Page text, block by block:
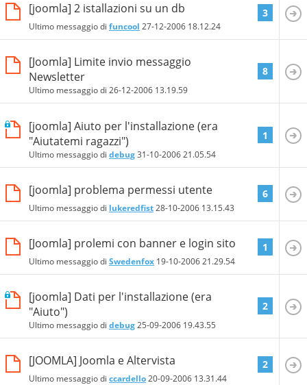
[joomla] 2 istallazioni su un db
Ultimo messaggio di funcool 27-12-2006 18.12.24
3
[Joomla] Limite invio messaggio
Newsletter
Ultimo messaggio di 26-12-2006 13.19.59
8
[joomla] Aiuto per l'installazione (era
"Aiutatemi ragazzi")
Ultimo messaggio di debug31-10-200621.05.54
1
[joomla] problema permessi utente
Ultimo messaggio di lukeredfist28-10-2006 13.15.43
6
[Joomla] prolemi con banner e login sito
Ultimo messaggio di Swedenfox 19-10-200621.29.54
1
[joomla] Dati per l'installazione (era
"Aiuto")
Ultimo messaggio di debug25-09-2006 19.43.55
2
[JOOMLA] Joomla e Altervista
Ultimo messaggio di ccardello20-09-2006 13.31.44
2